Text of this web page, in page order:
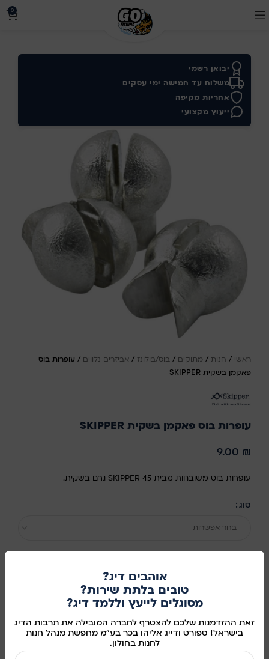
אוהבים דיג?
טובים בלתת שירות?
מסוגלים לייעץ וללמד דיג?
זאת ההזדמנות שלכם להצטרף לחברה המובילה את תרבות הדיג
בישראל! ספורט ודייג אליהו בכר בע"מ מחפשת מנהל חנות
לחנות בחולון.
0
יבואן רשמי
משלוח עד חמישה ימי עסקים
אחריות מקיפה
ייעוץ מקצועי
ראשי / חנות / מתוקים / בוס/בולונז / אביזרים נלווים / עופרות בוס
פאקמן בשקית SKIPPER
עופרות בוס פאקמן בשקית SKIPPER
9.00 ₪
עופרות בוס משובחות מבית SKIPPER 45 גרם בשקית.
סוג
בחר אפשרות
הוספה לסל
קנו עכשיו
מידע נוסף